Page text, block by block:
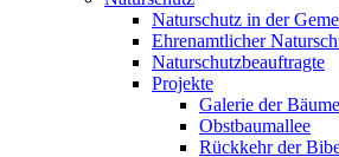
Naturschutz in der
Ehrenamtlicher
Naturschutzbeauftragte
Projekte
Galerie der Bäume
Obstbaumallee
Rückkehr der